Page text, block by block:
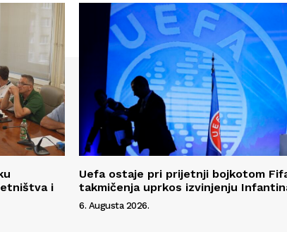
i
Uefa ostaje pri prijetnji bojkotom
takmičenja uprkos izvinjenju
6. Augusta 2026.